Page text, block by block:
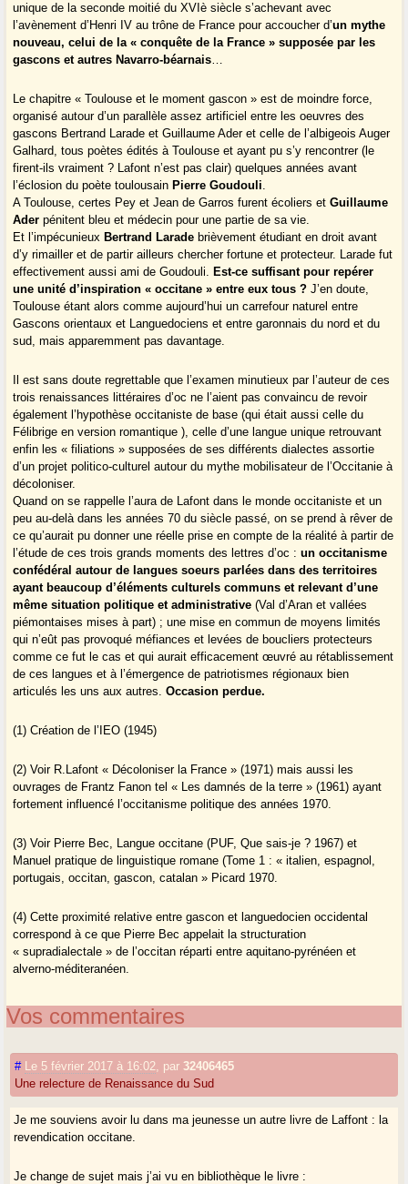
unique de la seconde moitié du XVIè siècle s’achevant avec
l’avènement d’Henri IV au trône de France pour accoucher d’un mythe
nouveau, celui de la « conquête de la France » supposée par les
gascons et autres Navarro-béarnais…
Le chapitre « Toulouse et le moment gascon » est de moindre force,
organisé autour d’un parallèle assez artificiel entre les oeuvres des
gascons Bertrand Larade et Guillaume Ader et celle de l’albigeois Auger
Galhard, tous poètes édités à Toulouse et ayant pu s’y rencontrer (le
firent-ils vraiment ? Lafont n’est pas clair) quelques années avant
l’éclosion du poète toulousain Pierre Goudouli.
A Toulouse, certes Pey et Jean de Garros furent écoliers etGuillaume
Ader pénitent bleu et médecin pour une partie de sa vie.
Et l’impécunieux Bertrand Larade brièvement étudiant en droit avant
d’y rimailler et de partir ailleurs chercher fortune et protecteur. Larade fut
effectivement aussi ami de Goudouli. Est-ce suffisant pour repérer
une unité d’inspiration « occitane » entre eux tous ? J’en doute,
Toulouse étant alors comme aujourd’hui un carrefour naturel entre
Gascons orientaux et Languedociens et entre garonnais du nord et du
sud, mais apparemment pas davantage.
Il est sans doute regrettable que l’examen minutieux par l’auteur de ces
trois renaissances littéraires d’oc ne l’aient pas convaincu de revoir
également l’hypothèse occitaniste de base (qui était aussi celle du
Félibrige en version romantique ), celle d’une langue unique retrouvant
enfin les « filiations » supposées de ses différents dialectes assortie
d’un projet politico-culturel autour du mythe mobilisateur de l’Occitanie à
décoloniser.
Quand on se rappelle l’aura de Lafont dans le monde occitaniste et un
peu au-delà dans les années 70 du siècle passé, on se prend à rêver de
ce qu’aurait pu donner une réelle prise en compte de la réalité à partir de
l’étude de ces trois grands moments des lettres d’oc :un occitanisme
confédéral autour de langues soeurs parlées dans des territoires
ayant beaucoup d’éléments culturels communs et relevant d’une
même situation politique et administrative (Val d’Aran et vallées
piémontaises mises à part) ; une mise en commun de moyens limités
qui n’eût pas provoqué méfiances et levées de boucliers protecteurs
comme ce fut le cas et qui aurait efficacement œuvré au rétablissement
de ces langues et à l’émergence de patriotismes régionaux bien
articulés les uns aux autres.Occasion perdue.
(1) Création de l’IEO (1945)
(2) Voir R.Lafont « Décoloniser la France » (1971) mais aussi les
ouvrages de Frantz Fanon tel « Les damnés de la terre » (1961) ayant
fortement influencé l’occitanisme politique des années 1970.
(3) Voir Pierre Bec, Langue occitane (PUF, Que sais-je ? 1967) et
Manuel pratique de linguistique romane (Tome 1 : « italien, espagnol,
portugais, occitan, gascon, catalan » Picard 1970.
(4) Cette proximité relative entre gascon et languedocien occidental
correspond à ce que Pierre Bec appelait la structuration
« supradialectale » de l’occitan réparti entre aquitano-pyrénéen et
alverno-méditeranéen.
Vos commentaires
# Le 5 février 2017 à 16:02 par32406465
Une relecture de Renaissance du Sud
Je me souviens avoir lu dans ma jeunesse un autre livre de Laffont : la
revendication occitane.
Je change de sujet mais j’ai vu en bibliothèque le livre :